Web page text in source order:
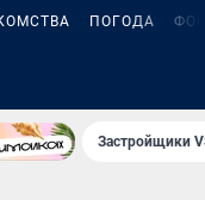
ПОГОДА
Застройщики